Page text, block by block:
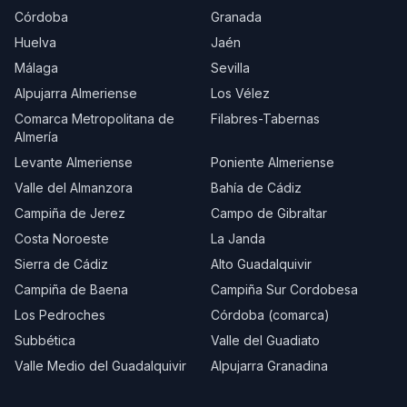
Córdoba
Granada
Huelva
Jaén
Málaga
Sevilla
Alpujarra Almeriense
Los Vélez
Comarca Metropolitana de
Almería
Filabres-Tabernas
Levante Almeriense
Poniente Almeriense
Valle del Almanzora
Bahía de Cádiz
Campiña de Jerez
Campo de Gibraltar
Costa Noroeste
La Janda
Sierra de Cádiz
Alto Guadalquivir
Campiña de Baena
Campiña Sur Cordobesa
Los Pedroches
Córdoba (comarca)
Subbética
Valle del Guadiato
Valle Medio del Guadalquivir
Alpujarra Granadina